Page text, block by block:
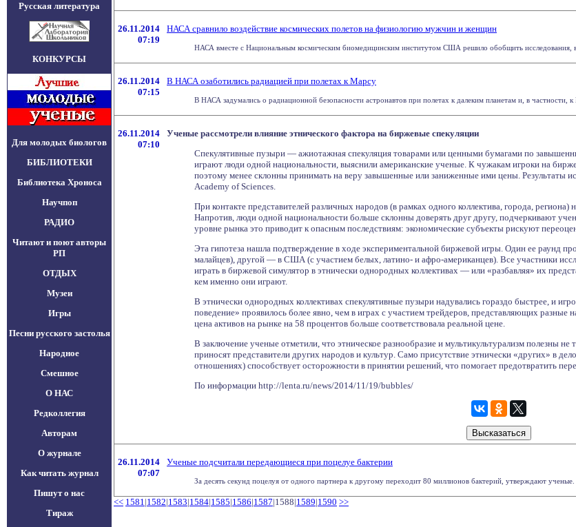
Русская литература
КОНКУРСЫ
Для молодых биологов
БИБЛИОТЕКИ
Библиотека Хроноса
Научпоп
РАДИО
Читают и поют авторы
РП
ОТДЫХ
Музеи
Игры
Песни русского застолья
Народное
Смешное
О НАС
Редколлегия
Авторам
О журнале
Как читать журнал
Пишут о нас
Тираж
26.11.2014
07:19
НАСА сравнило воздействие космических полетов на физиологию мужчин и женщин
НАСА вместе с Национальным космическим биомедицинским институтом США решило обобщить исследования, в
26.11.2014
07:15
В НАСА озаботились радиацией при полетах к Марсу
В НАСА задумались о радиационной безопасности астронавтов при полетах к далеким планетам и, в частности,
26.11.2014
07:10
Ученые рассмотрели влияние этнического фактора на биржевые спекуляции
Спекулятивные пузыри — ажиотажная спекуляция товарами или ценными бумагами по
играют люди одной национальности, выяснили американские ученые. К чужакам игроки на
поэтому менее склонны принимать на веру завышенные или заниженные ими цены. Результаты
Academy of Sciences.
При контакте представителей различных народов (в рамках одного коллектива, города,
Напротив, люди одной национальности больше склонны доверять друг другу, подчеркивают
уровне рынка это приводит к опасным последствиям: экономические субъекты рискуют
Эта гипотеза нашла подтверждение в ходе экспериментальной биржевой игры. Один ее раунд
малайцев), другой — в США (с участием белых, латино- и афро-американцев). Все участники
играть в биржевой симулятор в этнически однородных коллективах — или «разбавляя» их
кем именно они играют.
В этнически однородных коллективах спекулятивные пузыри надувались гораздо быстрее, и
поведение» проявилось более явно, чем в играх с участием трейдеров, представляющих разные
цена активов на рынке на 58 процентов больше соответствовала реальной цене.
В заключение ученые отметили, что этническое разнообразие и мультикультурализм полезны
приносят представители других народов и культур. Само присутствие этнически «других» в
отношениях) способствует осторожности в принятии решений, что помогает предотвратить
По информации http://lenta.ru/news/2014/11/19/bubbles/
26.11.2014
07:07
Ученые подсчитали передающиеся при поцелуе бактерии
За десять секунд поцелуя от одного партнера к другому переходит 80 миллионов бактерий, утверждают
<< 1581|1582|1583|1584|1585|1586|1587|1588|1589|1590 >>